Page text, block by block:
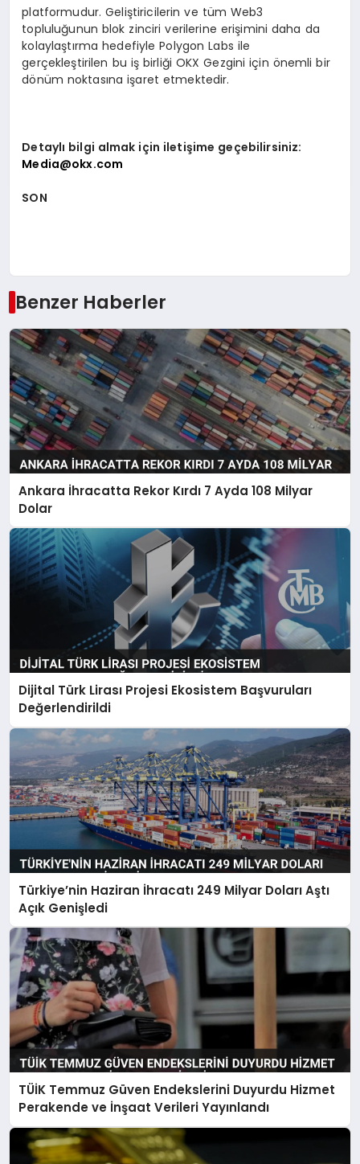
platformudur. Geliştiricilerin ve tüm Web3
topluluğunun blok zinciri verilerine erişimini daha da
kolaylaştırma hedefiyle Polygon Labs ile
gerçekleştirilen bu iş birliği OKX Gezgini için önemli bir
dönüm noktasına işaret etmektedir.
Detaylı bilgi almak için iletişime geçebilirsiniz:
Media@okx.com
SON
Benzer Haberler
Ankara İhracatta Rekor Kırdı 7 Ayda 108 Milyar
Dolar
Dijital Türk Lirası Projesi Ekosistem Başvuruları
Değerlendirildi
Türkiye’nin Haziran İhracatı 249 Milyar Doları Aştı
Açık Genişledi
TÜİK Temmuz Güven Endekslerini Duyurdu Hizmet
Perakende ve İnşaat Verileri Yayınlandı